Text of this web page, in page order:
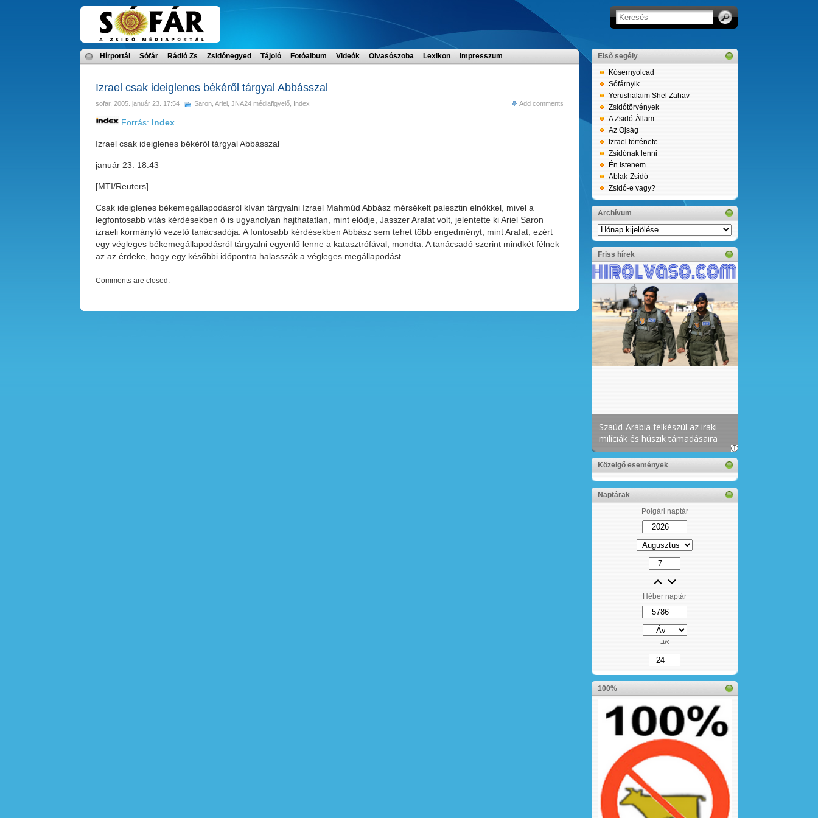
Hírportál Sófár Rádió Zs Zsidónegyed Tájoló Fotóalbum Videók Olvasószoba Lexikon Impresszum
Izrael csak ideiglenes békéről tárgyal Abbásszal
sofar, 2005. január 23. 17:54 Saron, Ariel JNA24 médiafigyelő Index Add comments
Forrás: Index
Izrael csak ideiglenes békéről tárgyal Abbásszal
január 23. 18:43
[MTI/Reuters]
Csak ideiglenes békemegállapodásról kíván tárgyalni Izrael Mahmúd Abbász mérsékelt palesztin elnökkel, mivel a
legfontosabb vitás kérdésekben ő is ugyanolyan hajthatatlan, mint elődje, Jasszer Arafat volt, jelentette ki Ariel Saron
izraeli kormányfő vezető tanácsadója. A fontosabb kérdésekben Abbász sem tehet több engedményt, mint Arafat, ezért
egy végleges békemegállapodásról tárgyalni egyenlő lenne a katasztrófával, mondta. A tanácsadó szerint mindkét félnek
az az érdeke, hogy egy későbbi időpontra halasszák a végleges megállapodást.
Comments are closed.
Első segély
Kósernyolcad
Sófárnyik
Yerushalaim Shel Zahav
Zsidótörvények
A Zsidó-Állam
Az Ojság
Izrael története
Zsidónak lenni
Én Istenem
Ablak-Zsidó
Zsidó-e vagy?
Archívum
Archívum
Friss hírek
Közelgő események
Naptárak
Polgári naptár
Héber naptár
אב
100%